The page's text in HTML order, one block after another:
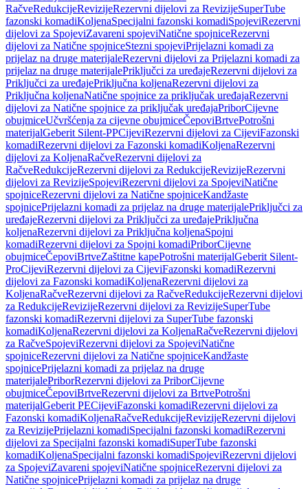
RačveRedukcijeRevizijeRezervni dijelovi za RevizijeSuperTube
fazonski komadiKoljenaSpecijalni fazonski komadiSpojeviRezervni
dijelovi za SpojeviZavareni spojeviNatične spojniceRezervni
dijelovi za Natične spojniceStezni spojeviPrijelazni komadi za
prijelaz na druge materijaleRezervni dijelovi za Prijelazni komadi za
prijelaz na druge materijalePriključci za uređajeRezervni dijelovi za
Priključci za uređajePriključna koljenaRezervni dijelovi za
Priključna koljenaNatične spojnice za priključak uređajaRezervni
dijelovi za Natične spojnice za priključak uređajaPriborCijevne
obujmiceUčvršćenja za cijevne obujmiceČepoviBrtvePotrošni
materijalGeberit Silent-PPCijeviRezervni dijelovi za CijeviFazonski
komadiRezervni dijelovi za Fazonski komadiKoljenaRezervni
dijelovi za KoljenaRačveRezervni dijelovi za
RačveRedukcijeRezervni dijelovi za RedukcijeRevizijeRezervni
dijelovi za RevizijeSpojeviRezervni dijelovi za SpojeviNatične
spojniceRezervni dijelovi za Natične spojniceKandžaste
spojnicePrijelazni komadi za prijelaz na druge materijalePriključci za
uređajeRezervni dijelovi za Priključci za uređajePriključna
koljenaRezervni dijelovi za Priključna koljenaSpojni
komadiRezervni dijelovi za Spojni komadiPriborCijevne
obujmiceČepoviBrtveZaštitne kapePotrošni materijalGeberit Silent-
ProCijeviRezervni dijelovi za CijeviFazonski komadiRezervni
dijelovi za Fazonski komadiKoljenaRezervni dijelovi za
KoljenaRačveRezervni dijelovi za RačveRedukcijeRezervni dijelovi
za RedukcijeRevizijeRezervni dijelovi za RevizijeSuperTube
fazonski komadiRezervni dijelovi za SuperTube fazonski
komadiKoljenaRezervni dijelovi za KoljenaRačveRezervni dijelovi
za RačveSpojeviRezervni dijelovi za SpojeviNatične
spojniceRezervni dijelovi za Natične spojniceKandžaste
spojnicePrijelazni komadi za prijelaz na druge
materijalePriborRezervni dijelovi za PriborCijevne
obujmiceČepoviBrtveRezervni dijelovi za BrtvePotrošni
materijalGeberit PECijeviFazonski komadiRezervni dijelovi za
Fazonski komadiKoljenaRačveRedukcijeRevizijeRezervni dijelovi
za RevizijePrijelazni komadiSpecijalni fazonski komadiRezervni
dijelovi za Specijalni fazonski komadiSuperTube fazonski
komadiKoljenaSpecijalni fazonski komadiSpojeviRezervni dijelovi
za SpojeviZavareni spojeviNatične spojniceRezervni dijelovi za
Natične spojnicePrijelazni komadi za prijelaz na druge